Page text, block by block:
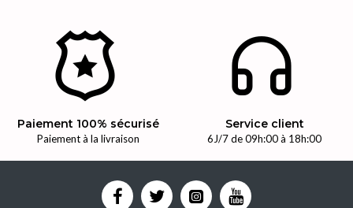
Paiement 100% sécurisé
Paiement à la livraison
Service client
6J/7 de 09h:00 à 18h:00